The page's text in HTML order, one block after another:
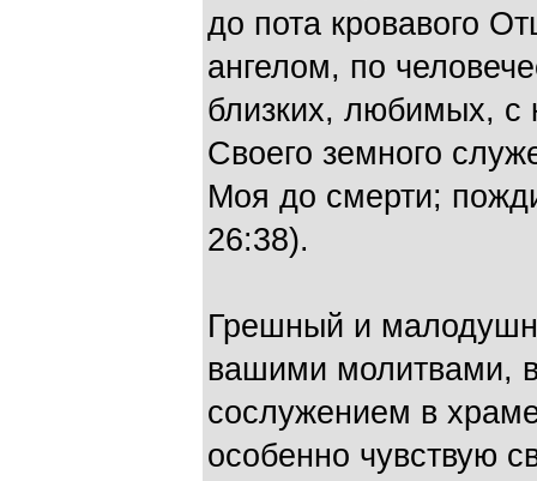
до пота кровавого
ангелом, по
близких, люби­мых, с
Своего земного
Моя до смерти;
26:38).
Грешный и
вашими молитвами,
сослужением в
особенно чувствую